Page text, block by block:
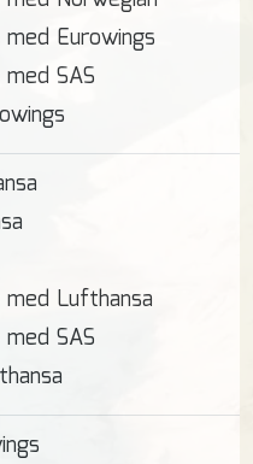
Eurowings
SAS
Lufthansa
SAS